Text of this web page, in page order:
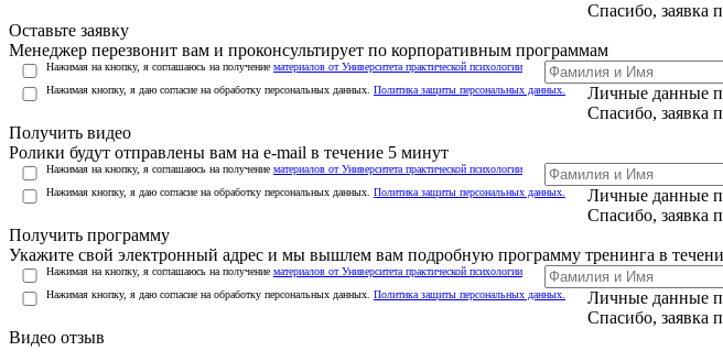
Спасибо, заявка
Оставьте заявку
Менеджер перезвонит вам и проконсультирует по корпоративным программам
Нажимая на кнопку, я соглашаюсь на получение материалов от Университета практической психологии
Нажимая кнопку, я даю согласие на обработку персональных данных. Политика защиты персональных данных. Личные данные
Спасибо, заявка
Получить видео
Ролики будут отправлены вам на e-mail в течение 5 минут
Нажимая на кнопку, я соглашаюсь на получение материалов от Университета практической психологии
Нажимая кнопку, я даю согласие на обработку персональных данных. Политика защиты персональных данных. Личные данные
Спасибо, заявка
Получить программу
Укажите свой электронный адрес и мы вышлем вам подробную программу тренинга в
Нажимая на кнопку, я соглашаюсь на получение материалов от Университета практической психологии
Нажимая кнопку, я даю согласие на обработку персональных данных. Политика защиты персональных данных. Личные данные
Спасибо, заявка
Видео отзыв